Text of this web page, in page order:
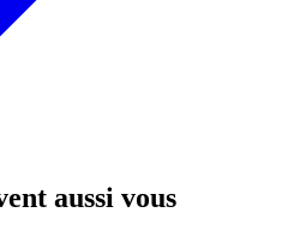
aussi vous